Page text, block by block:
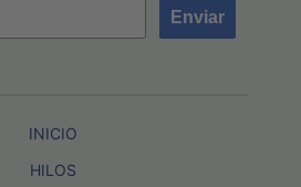
Enviar
INICIO
HILOS